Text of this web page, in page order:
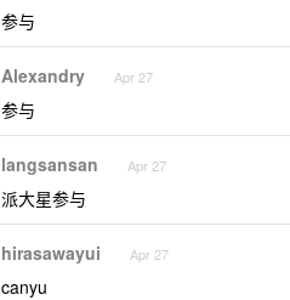
参与
Alexandry Apr 27
参与
langsansan Apr 27
派大星参与
hirasawayui Apr 27
canyu